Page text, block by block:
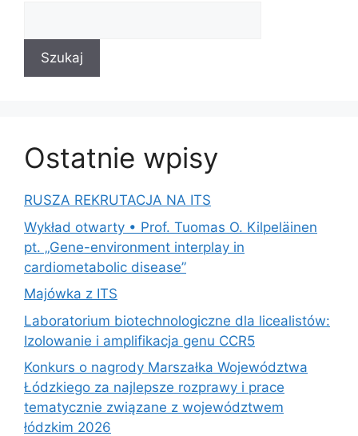
Szukaj
Ostatnie wpisy
RUSZA REKRUTACJA NA ITS
Wykład otwarty • Prof. Tuomas O. Kilpeläinen
pt. „Gene-environment interplay in
cardiometabolic disease”
Majówka z ITS
Laboratorium biotechnologiczne dla licealistów:
Izolowanie i amplifikacja genu CCR5
Konkurs o nagrody Marszałka Województwa
Łódzkiego za najlepsze rozprawy i prace
tematycznie związane z województwem
łódzkim 2026